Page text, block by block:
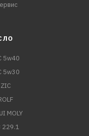
5w40
5w30
MOLY
229.1